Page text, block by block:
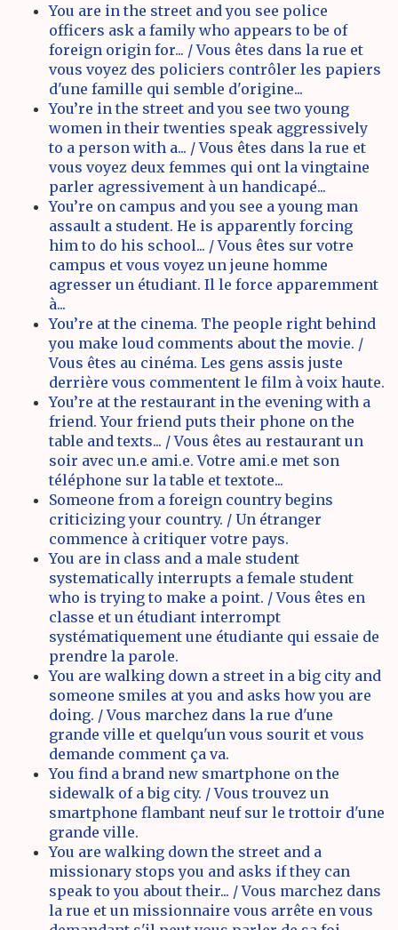
You are in the street and you see police
officers ask a family who appears to be of
foreign origin for... / Vous êtes dans la rue et
vous voyez des policiers contrôler les papiers
d'une famille qui semble d'origine...
You’re in the street and you see two young
women in their twenties speak aggressively
to a person with a... / Vous êtes dans la rue et
vous voyez deux femmes qui ont la vingtaine
parler agressivement à un handicapé...
You’re on campus and you see a young man
assault a student. He is apparently forcing
him to do his school... / Vous êtes sur votre
campus et vous voyez un jeune homme
agresser un étudiant. Il le force apparemment
à...
You’re at the cinema. The people right behind
you make loud comments about the movie. /
Vous êtes au cinéma. Les gens assis juste
derrière vous commentent le film à voix haute.
You’re at the restaurant in the evening with a
friend. Your friend puts their phone on the
table and texts... / Vous êtes au restaurant un
soir avec un.e ami.e. Votre ami.e met son
téléphone sur la table et textote...
Someone from a foreign country begins
criticizing your country. / Un étranger
commence à critiquer votre pays.
You are in class and a male student
systematically interrupts a female student
who is trying to make a point. / Vous êtes en
classe et un étudiant interrompt
systématiquement une étudiante qui essaie de
prendre la parole.
You are walking down a street in a big city and
someone smiles at you and asks how you are
doing. / Vous marchez dans la rue d'une
grande ville et quelqu'un vous sourit et vous
demande comment ça va.
You find a brand new smartphone on the
sidewalk of a big city. / Vous trouvez un
smartphone flambant neuf sur le trottoir d'une
grande ville.
You are walking down the street and a
missionary stops you and asks if they can
speak to you about their... / Vous marchez dans
la rue et un missionnaire vous arrête en vous